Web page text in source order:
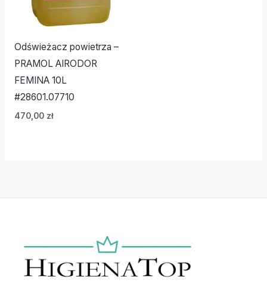
Odświeżacz powietrza –
PRAMOL AIRODOR
FEMINA 10L
#28601.07710
470,00 zł